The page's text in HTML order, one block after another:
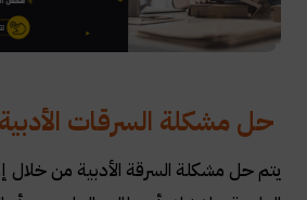
​حل مشكلة السرقات الأدبية
يتم حل مشكلة السرقة الأدبية من خلال